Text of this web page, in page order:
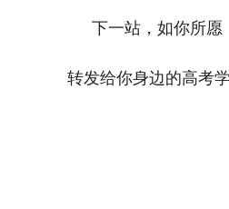
下一站，如你所愿
转发给你身边的高考